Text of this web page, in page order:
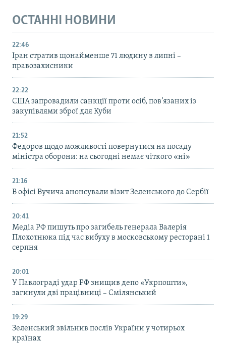
ОСТАННІ НОВИНИ
22:46
Іран стратив щонайменше 71 людину в липні –
правозахисники
22:22
США запровадили санкції проти осіб, пов’язаних із
закупівлями зброї для Куби
21:52
Федоров щодо можливості повернутися на посаду
міністра оборони: на сьогодні немає чіткого «ні»
21:16
В офісі Вучича анонсували візит Зеленського до Сербії
20:41
Медіа РФ пишуть про загибель генерала Валерія
Плохотнюка під час вибуху в московському ресторані 1
серпня
20:01
У Павлограді удар РФ знищив депо «Укрпошти»,
загинули дві працівниці – Смілянський
19:29
Зеленський звільнив послів України у чотирьох
країнах